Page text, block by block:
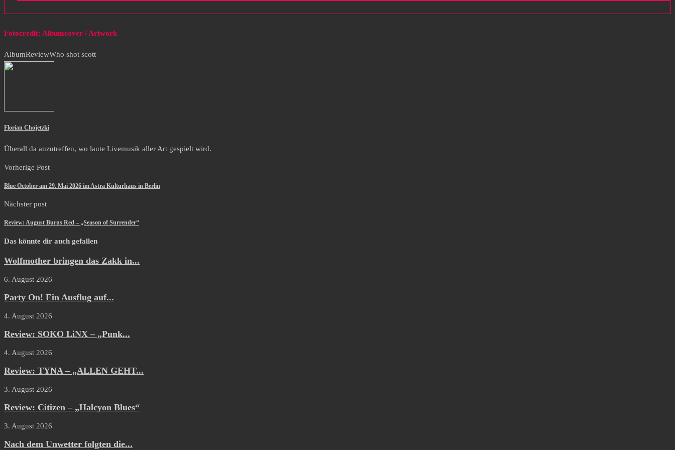
Fotocredit: Albumcover / Artwork
AlbumReviewWho shot scott
Florian Chojetzki
Überall da anzutreffen, wo laute Livemusik aller Art gespielt wird.
Vorherige Post
Blue October am 29. Mai 2026 im Astra Kulturhaus in Berlin
Nächster post
Review: August Burns Red – „Season of Surrender“
Das könnte dir auch gefallen
Wolfmother bringen das Zakk in...
6. August 2026
Party On! Ein Ausflug auf...
4. August 2026
Review: SOKO LiNX – „Punk...
4. August 2026
Review: TYNA – „ALLEN GEHT...
3. August 2026
Review: Citizen – „Halcyon Blues“
3. August 2026
Nach dem Unwetter folgten die...